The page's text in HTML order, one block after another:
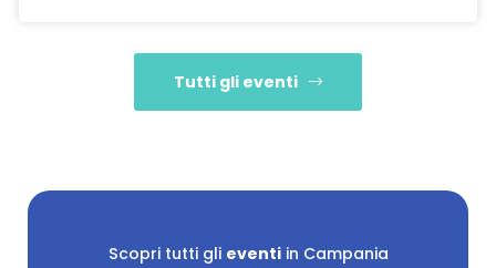
Tutti gli eventi
Scopri tutti gli eventiin Campania